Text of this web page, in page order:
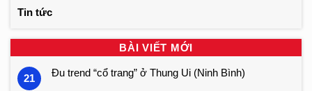
Tin tức
BÀI VIẾT MỚI
21 Đu trend “cổ trang” ở Thung Ui (Ninh Bình)